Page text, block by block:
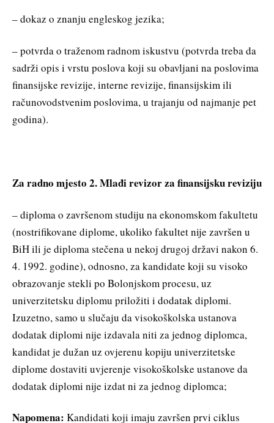
– dokaz o znanju engleskog jezika;
– potvrda o traženom radnom iskustvu (potvrda treba da
sadrži opis i vrstu poslova koji su obavljani na poslovima
finansijske revizije, interne revizije, finansijskim ili
računovodstvenim poslovima, u trajanju od najmanje pet
godina).
Za radno mjesto 2. Mlađi revizor za finansijsku reviziju
– diploma o završenom studiju na ekonomskom fakultetu
(nostrifikovane diplome, ukoliko fakultet nije završen u
BiH ili je diploma stečena u nekoj drugoj državi nakon 6.
4. 1992. godine), odnosno, za kandidate koji su visoko
obrazovanje stekli po Bolonjskom procesu, uz
univerzitetsku diplomu priložiti i dodatak diplomi.
Izuzetno, samo u slučaju da visokoškolska ustanova
dodatak diplomi nije izdavala niti za jednog diplomca,
kandidat je dužan uz ovjerenu kopiju univerzitetske
diplome dostaviti uvjerenje visokoškolske ustanove da
dodatak diplomi nije izdat ni za jednog diplomca;
Napomena: Kandidati koji imaju završen prvi ciklus